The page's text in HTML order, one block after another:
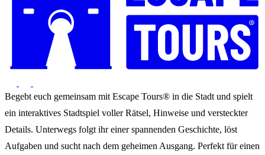
Begebt euch gemeinsam mit Escape Tours® in die Stadt und spielt
ein interaktives Stadtspiel voller Rätsel, Hinweise und versteckter
Details. Unterwegs folgt ihr einer spannenden Geschichte, löst
Aufgaben und sucht nach dem geheimen Ausgang. Perfekt für einen